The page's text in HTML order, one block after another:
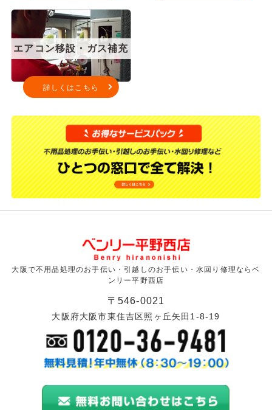
エアコン移設・ガス補充
詳しくはこちら
大阪で不用品処理のお手伝い・引越しのお手伝い・水回り修理ならベ
ンリー平野西店
〒546-0021
大阪府大阪市東住吉区照ヶ丘矢田1-8-19